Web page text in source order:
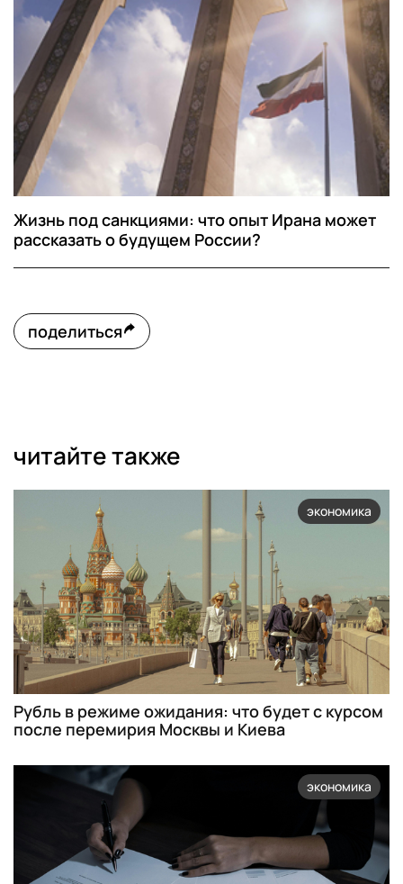
Жизнь под санкциями: что опыт Ирана может
рассказать о будущем России?
поделиться
читайте также
экономика
Рубль в режиме ожидания: что будет с курсом
после перемирия Москвы и Киева
экономика